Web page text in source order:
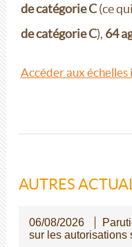
de catégorie C(ce
de catégorie C), 64
Accéder aux échelles
AUTRES
06/08/2026
sur les autorisations